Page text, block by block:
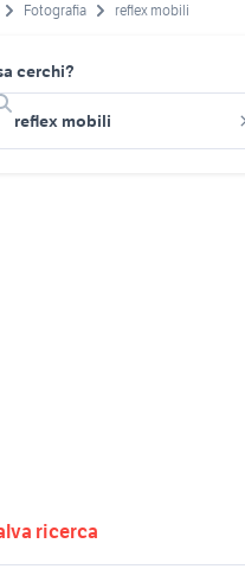
Fotografia reflex mobili
cerchi?
ricerca